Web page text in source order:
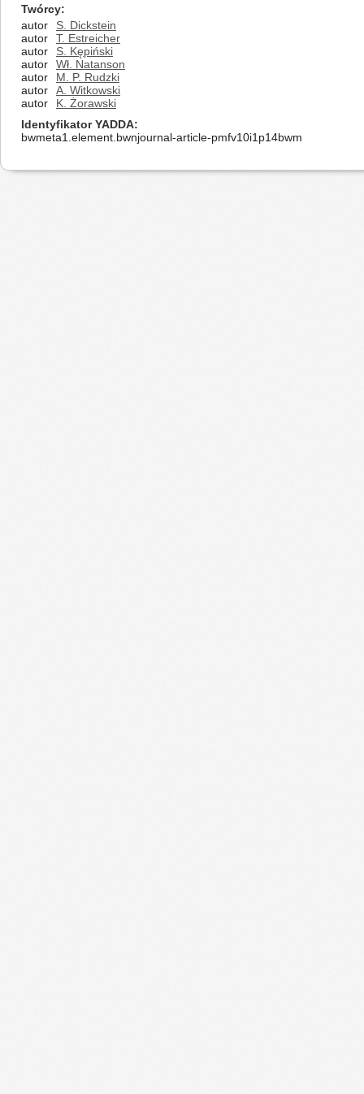
Twórcy
autor
S. Dickstein
autor
T. Estreicher
autor
S. Kępiński
autor
Wł. Natanson
autor
M. P. Rudzki
autor
A. Witkowski
autor
K. Żorawski
Identyfikator YADDA
bwmeta1.element.bwnjournal-article-pmfv10i1p14bwm